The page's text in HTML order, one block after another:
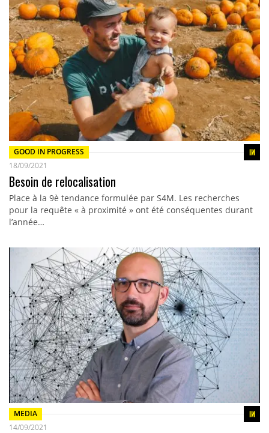
GOOD IN PROGRESS
18/09/2021
Besoin de relocalisation
Place à la 9è tendance formulée par S4M. Les recherches
pour la requête « à proximité » ont été conséquentes durant
l’année…
MEDIA
14/09/2021